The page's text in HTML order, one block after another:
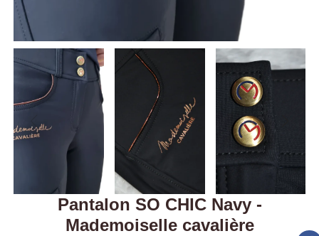
Pantalon SO CHIC Navy -
Mademoiselle cavalière